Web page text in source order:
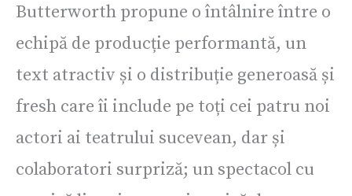
Butterworth propune o întâlnire între o
echipă de producție performantă, un
text atractiv și o distribuție generoasă și
fresh care îi include pe toți cei patru noi
actori ai teatrului sucevean, dar și
colaboratori surpriză; un spectacol cu